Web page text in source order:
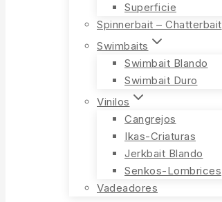
Superficie
Spinnerbait – Chatterbait
Swimbaits
Swimbait Blando
Swimbait Duro
Vinilos
Cangrejos
Ikas-Criaturas
Jerkbait Blando
Senkos-Lombrices
Vadeadores